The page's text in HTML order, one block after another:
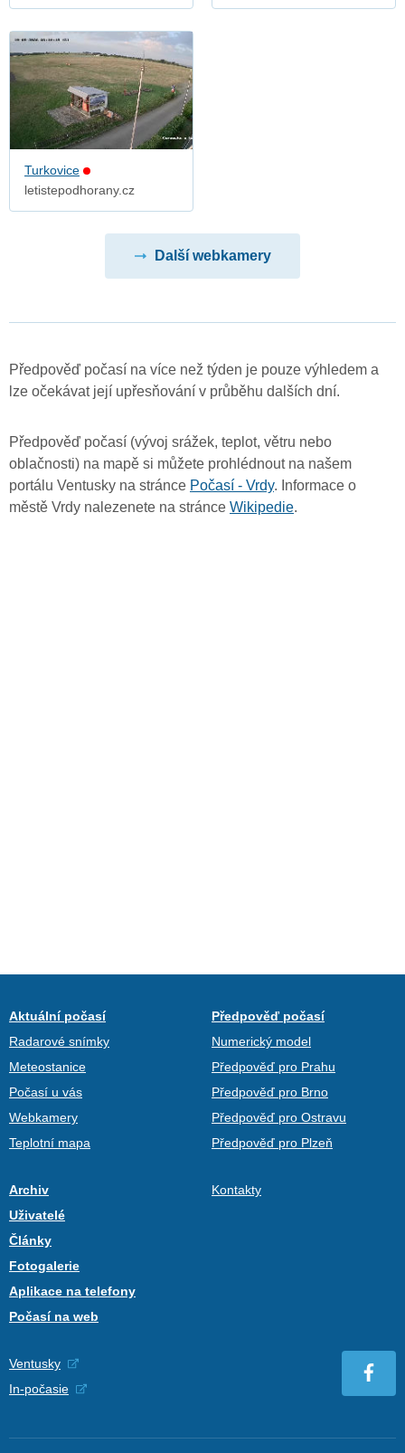
Turkovice
letistepodhorany.cz
Další webkamery
Předpověď počasí na více než týden je pouze výhledem a
lze očekávat její upřesňování v průběhu dalších dní.
Předpověď počasí (vývoj srážek, teplot, větru nebo
oblačnosti) na mapě si můžete prohlédnout na našem
portálu Ventusky na stránce Počasí - Vrdy. Informace o
městě Vrdy nalezenete na stránce Wikipedie.
Aktuální počasí
Radarové snímky
Meteostanice
Počasí u vás
Webkamery
Teplotní mapa
Předpověď počasí
Numerický model
Předpověď pro Prahu
Předpověď pro Brno
Předpověď pro Ostravu
Předpověď pro Plzeň
Archiv
Uživatelé
Články
Fotogalerie
Aplikace na telefony
Počasí na web
Kontakty
Ventusky
In-počasie